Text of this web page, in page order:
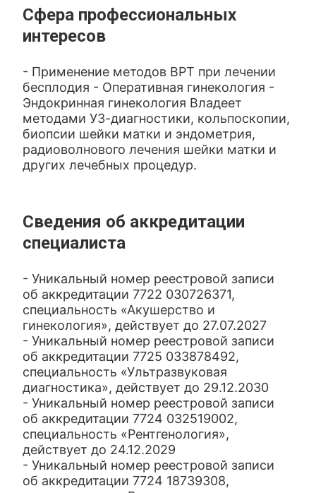
Сфера профессиональных
интересов
- Применение методов ВРТ при лечении
бесплодия - Оперативная гинекология -
Эндокринная гинекология Владеет
методами УЗ-диагностики, кольпоскопии,
биопсии шейки матки и эндометрия,
радиоволнового лечения шейки матки и
других лечебных процедур.
Сведения об аккредитации
специалиста
- Уникальный номер реестровой записи
об аккредитации 7722 030726371,
специальность «Акушерство и
гинекология», действует до 27.07.2027
- Уникальный номер реестровой записи
об аккредитации 7725 033878492,
специальность «Ультразвуковая
диагностика», действует до 29.12.2030
- Уникальный номер реестровой записи
об аккредитации 7724 032519002,
специальность «Рентгенология»,
действует до 24.12.2029
- Уникальный номер реестровой записи
об аккредитации 7724 18739308,